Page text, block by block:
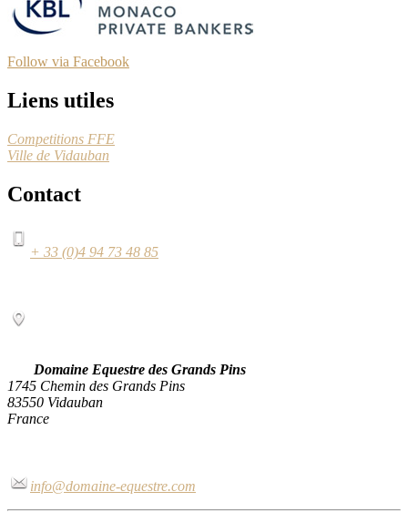
Follow via Facebook
Liens utiles
Competitions FFE
Ville de Vidauban
Contact
+ 33 (0)4 94 73 48 85
Domaine Equestre des Grands Pins
1745 Chemin des Grands Pins
83550 Vidauban
France
info@domaine-equestre.com